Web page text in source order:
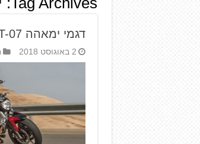
דגמי ימאהה MT-07 נקראים למוסך
2 באוגוסט 2018